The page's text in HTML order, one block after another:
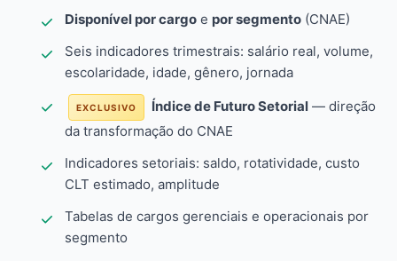
Disponível por cargo e por segmento (CNAE)
Seis indicadores trimestrais: salário real, volume,
escolaridade, idade, gênero, jornada
EXCLUSIVO Índice de Futuro Setorial — direção
da transformação do CNAE
Indicadores setoriais: saldo, rotatividade, custo
CLT estimado, amplitude
Tabelas de cargos gerenciais e operacionais por
segmento